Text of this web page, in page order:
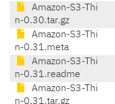
Amazon-S3-Thi
n-0.30.tar.gz
Amazon-S3-Thi
n-0.31.meta
Amazon-S3-Thi
n-0.31.readme
Amazon-S3-Thi
n-0.31.tar.gz